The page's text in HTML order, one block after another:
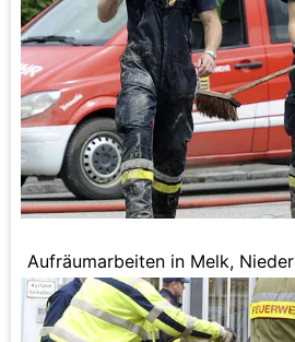
Aufräumarbeiten in Melk,